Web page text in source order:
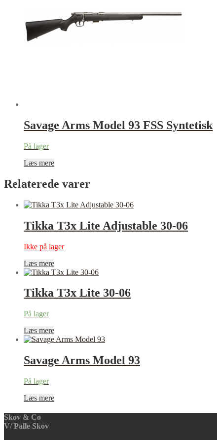
Savage Arms Model 93 FSS Syntetisk
På lager
Læs mere
Relaterede varer
Tikka T3x Lite Adjustable 30-06
Ikke på lager
Læs mere
Tikka T3x Lite 30-06
På lager
Læs mere
Savage Arms Model 93
På lager
Læs mere
Skov & Co
V/ Palle Skov